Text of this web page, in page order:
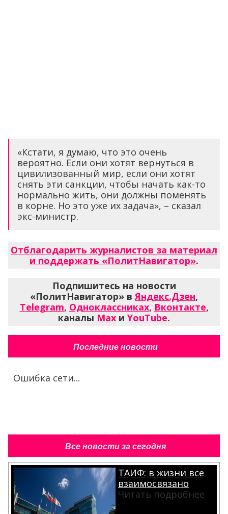
«Кстати, я думаю, что это очень
вероятно. Если они хотят вернуться в
цивилизованный мир, если они хотят
снять эти санкции, чтобы начать как-то
нормально жить, они должны поменять
в корне. Но это уже их задача», – сказал
экс-министр.
Отблагодарить журналистов за материал
и поддержать «ПолитНавигатор».
Подпишитесь на новости
«ПолитНавигатор» вЯндекс.Дзен,
Telegram, Одноклассниках, Вконтакте,
каналы Max и YouTube.
Последние новости
Ошибка сети...
Все новости за сегодня
ТАИФ: в жизни все
взаимосвязано
Читать подробнее